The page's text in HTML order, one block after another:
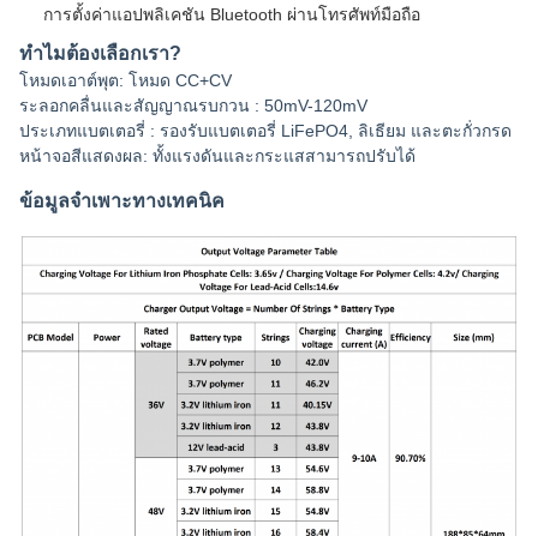
การตั้งค่าแอปพลิเคชัน Bluetooth ผ่านโทรศัพท์มือถือ
ทำไมต้องเลือกเรา?
โหมดเอาต์พุต: โหมด CC+CV
ระลอกคลื่นและสัญญาณรบกวน : 50mV-120mV
ประเภทแบตเตอรี่ : รองรับแบตเตอรี่ LiFePO4, ลิเธียม และตะกั่วกรด
หน้าจอสีแสดงผล: ทั้งแรงดันและกระแสสามารถปรับได้
ข้อมูลจำเพาะทางเทคนิค